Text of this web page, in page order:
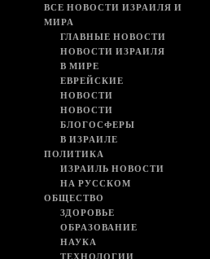
ВСЕ НОВОСТИ ИЗРАИЛЯ И
МИРА
ГЛАВНЫЕ НОВОСТИ
НОВОСТИ ИЗРАИЛЯ
В МИРЕ
ЕВРЕЙСКИЕ
НОВОСТИ
НОВОСТИ
БЛОГОСФЕРЫ
В ИЗРАИЛЕ
ПОЛИТИКА
ИЗРАИЛЬ НОВОСТИ
НА РУССКОМ
ОБЩЕСТВО
ЗДОРОВЬЕ
ОБРАЗОВАНИЕ
НАУКА